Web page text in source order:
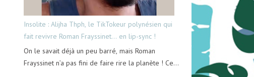
Insolite : Alijha Thph, le TikTokeur polynésien qui
fait revivre Roman Frayssinet… en lip-sync !
On le savait déjà un peu barré, mais Roman
Frayssinet n’a pas fini de faire rire la planète ! Ce…